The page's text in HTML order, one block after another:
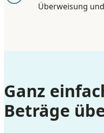
Überweisung
Ganz
Beträge